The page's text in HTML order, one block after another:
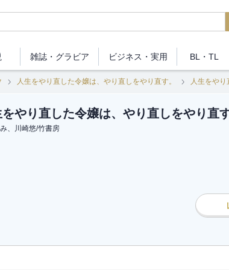
雑誌・ グラビア ビジネス ・実用 BL・TL
人生をやり直した令嬢は、やり直しをやり直す。 人生をや
をやり直した令嬢は、やり直しをやり直
、川崎悠/竹書房